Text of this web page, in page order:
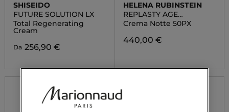
SHISEIDO
FUTURE SOLUTION LX
Total Regenerating
Cream
Da 256,90 €
HELENA RUBINSTEIN
REPLASTY AGE
RECOVERY
Crema Notte 50PX
440,00 €